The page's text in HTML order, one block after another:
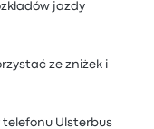
jazdy
ze zniżek i
telefonu Ulsterbus